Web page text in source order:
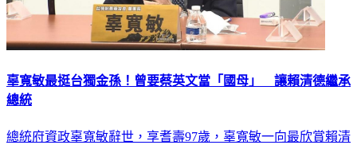
辜寬敏最挺台獨金孫！曾要蔡英文當「國母」 讓賴清德繼承
總統
總統府資政辜寬敏辭世，享耆壽97歲，辜寬敏一向最欣賞賴清